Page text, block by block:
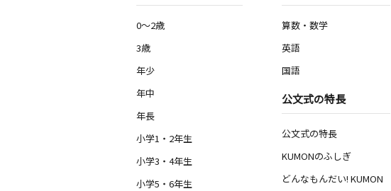
0～2歳
3歳
年少
年中
年長
小学1・2年生
小学3・4年生
小学5・6年生
算数・数学
英語
国語
公文式の特長
公文式の特長
KUMONのふしぎ
どんなもんだい! KUMON